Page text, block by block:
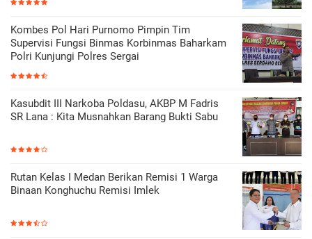
Kombes Pol Hari Purnomo Pimpin Tim
Supervisi Fungsi Binmas Korbinmas Baharkam
Polri Kunjungi Polres Sergai
Kasubdit III Narkoba Poldasu, AKBP M Fadris
SR Lana : Kita Musnahkan Barang Bukti Sabu
Rutan Kelas I Medan Berikan Remisi 1 Warga
Binaan Konghuchu Remisi Imlek